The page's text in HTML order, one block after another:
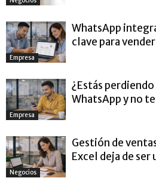
Empresa
WhatsApp
clave para
Empresa
¿Estás
WhatsApp y no
Negocios
Gestión de
Excel deja de ser